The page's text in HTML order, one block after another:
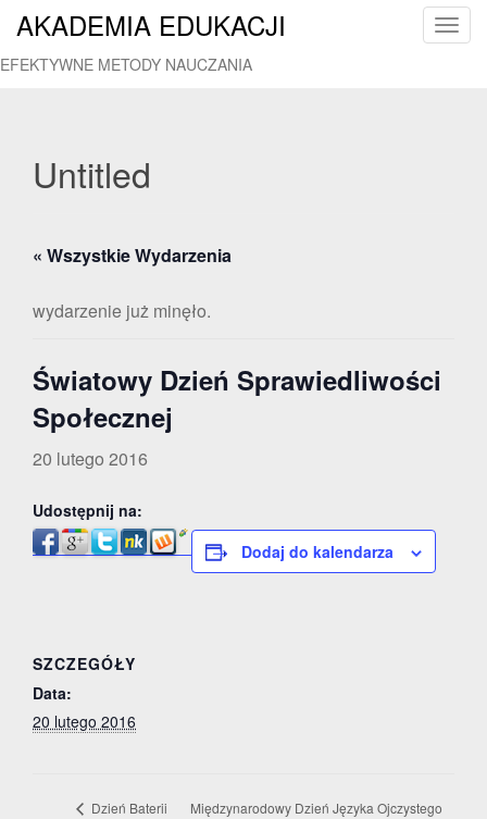
T
AKADEMIA EDUKACJI
EFEKTYWNE METODY NAUCZANIA
Untitled
« Wszystkie Wydarzenia
wydarzenie już minęło.
Światowy Dzień Sprawiedliwości
Społecznej
20 lutego 2016
Udostępnij na:
Dodaj do kalendarza
SZCZEGÓŁY
Data:
20 lutego 2016
Dzień Baterii Międzynarodowy Dzień Języka Ojczystego